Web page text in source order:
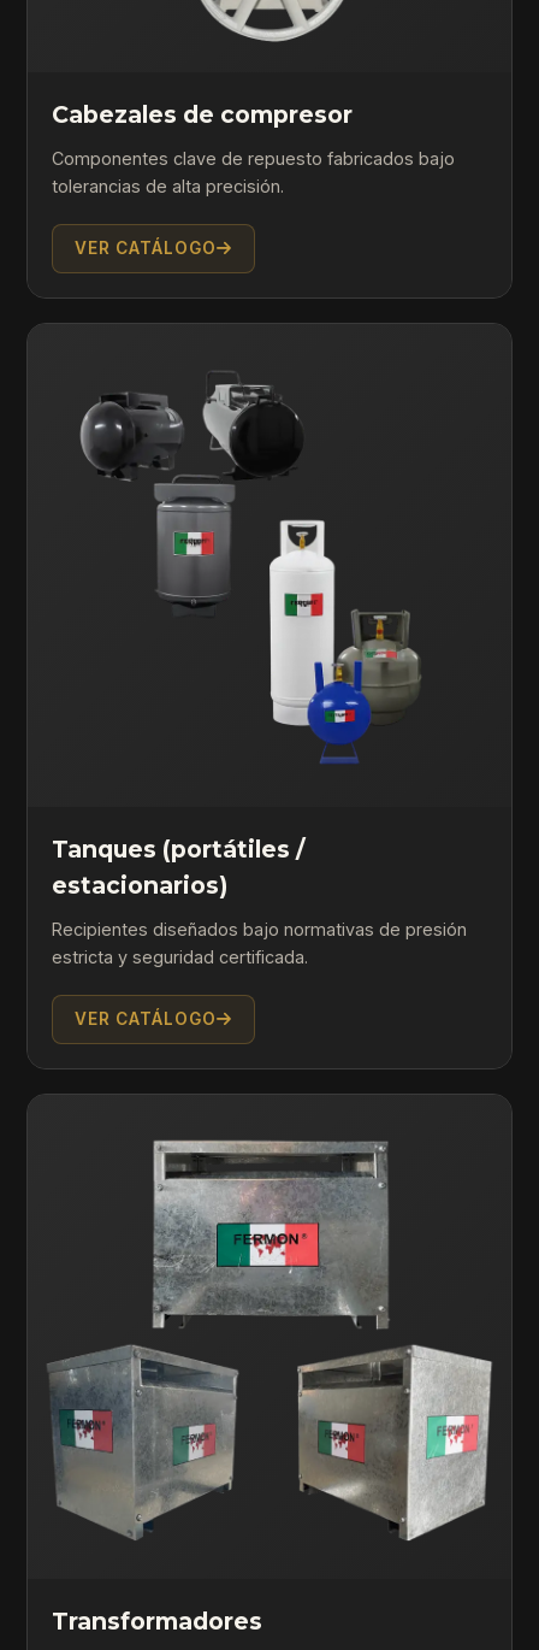
Cabezales de compresor
Componentes clave de repuesto fabricados bajo
tolerancias de alta precisión.
VER CATÁLOGO
Tanques (portátiles /
estacionarios)
Recipientes diseñados bajo normativas de presión
estricta y seguridad certificada.
VER CATÁLOGO
Transformadores